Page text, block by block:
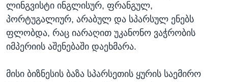
ლინგვისტი ინგლისურ, ფრანგულ,
პორტუგალიურ, არაბულ და სპარსულ ენებს
ფლობდა, რაც იარაღით უკანონო ვაჭრობის
იმპერიის აშენებაში დაეხმარა.
მისი ბიზნესის ბაზა სპარსეთის ყურის საემირო